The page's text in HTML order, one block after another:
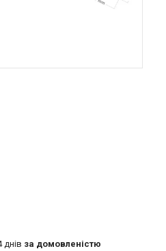
днів за домовленістю